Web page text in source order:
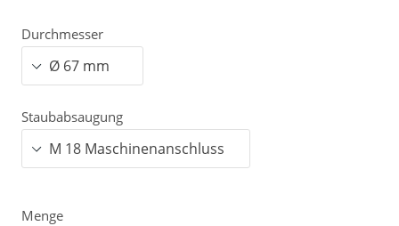
Durchmesser
Staubabsaugung
Menge